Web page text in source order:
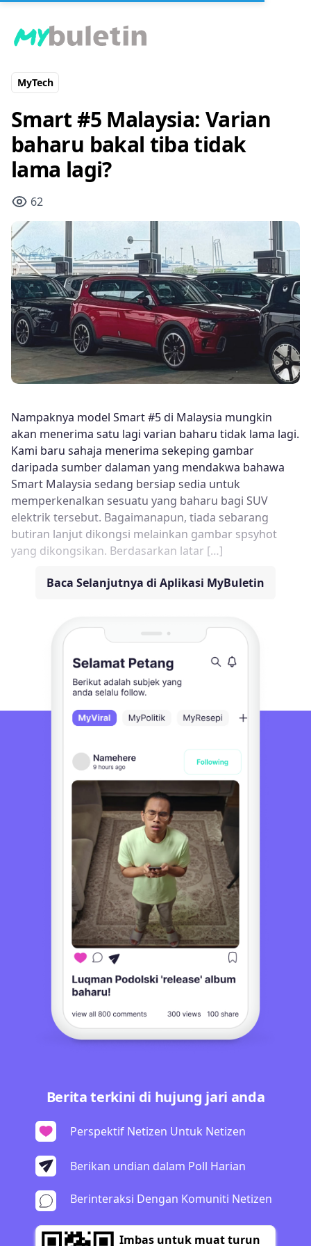
MyTech
Smart #5 Malaysia: Varian
baharu bakal tiba tidak
lama lagi?
62
Nampaknya model Smart #5 di Malaysia mungkin
akan menerima satu lagi varian baharu tidak lama lagi.
Kami baru sahaja menerima sekeping gambar
daripada sumber dalaman yang mendakwa bahawa
Smart Malaysia sedang bersiap sedia untuk
memperkenalkan sesuatu yang baharu bagi SUV
elektrik tersebut. Bagaimanapun, tiada sebarang
butiran lanjut dikongsi melainkan gambar spsyhot
yang dikongsikan. Berdasarkan latar […]
Baca Selanjutnya di Aplikasi MyBuletin
Berita terkini di hujung jari anda
Perspektif Netizen Untuk Netizen
Berikan undian dalam Poll Harian
Berinteraksi Dengan Komuniti Netizen
Imbas untuk muat turun